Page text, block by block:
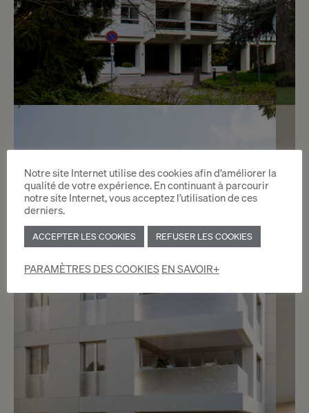
CHF 1’530.- / mois
Chemin de Beau-Soleil 5
Genève
m2
Notre site Internet utilise des cookies afin d’améliorer la
qualité de votre expérience. En continuant à parcourir
notre site Internet, vous acceptez l’utilisation de ces
derniers.
ACCEPTER LES COOKIES REFUSER LES COOKIES
PARAMÈTRES DES COOKIESEN SAVOIR+